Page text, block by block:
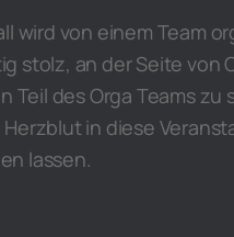
wird von einem Team
stolz, an der Seite von
Teil des Orga Teams
in diese
lassen.